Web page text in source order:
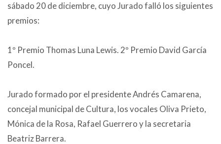
sábado 20 de diciembre, cuyo Jurado falló los siguientes
premios:
1º Premio Thomas Luna Lewis. 2º Premio David García
Poncel.
Jurado formado por el presidente Andrés Camarena,
concejal municipal de Cultura, los vocales Oliva Prieto,
Mónica de la Rosa, Rafael Guerrero y la secretaria
Beatriz Barrera.